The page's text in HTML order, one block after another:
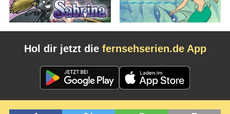
Hol dir jetzt die fernsehserien.de App